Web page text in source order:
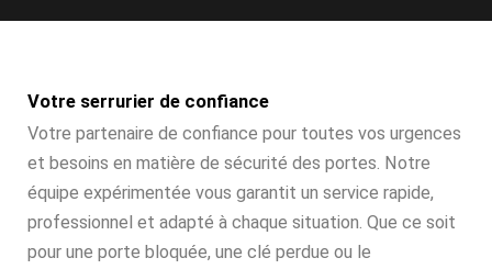
Votre serrurier de confiance
Votre partenaire de confiance pour toutes vos urgences
et besoins en matière de sécurité des portes. Notre
équipe expérimentée vous garantit un service rapide,
professionnel et adapté à chaque situation. Que ce soit
pour une porte bloquée, une clé perdue ou le